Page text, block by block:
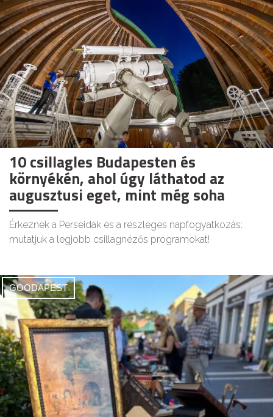
10 csillagles Budapesten és
környékén, ahol úgy láthatod az
augusztusi eget, mint még soha
Érkeznek a Perseidák és a részleges napfogyatkozás:
mutatjuk a legjobb csillagnézős programokat!
GOODAPEST